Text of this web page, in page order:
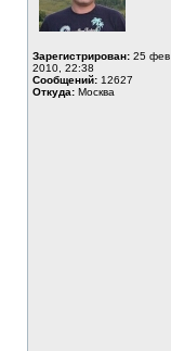
Зарегистрирован: 25 фев
2010, 22:38
Сообщений: 12627
Откуда: Москва